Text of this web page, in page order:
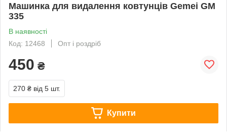
Машинка для видалення ковтунців Gemei GM
335
В наявності
Код: 12468
Опт і роздріб
450 ₴
270 ₴ від 5 шт.
Купити